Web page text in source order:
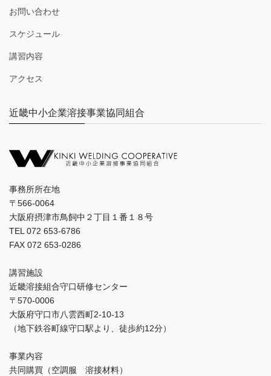
お問い合わせ
スケジュール
講習内容
アクセス
近畿中小企業溶接事業協同組合
事務所所在地
〒566-0064
大阪府摂津市鳥飼中２丁目１番１８号
TEL 072 653-6786
FAX 072 653-0286
講習施設
近畿溶接組合守口研修センター
〒570-0006
大阪府守口市八雲西町2-10-13
（地下鉄谷町線守口駅より、徒歩約12分）
事業内容
共同購買（空調服 溶接材料）